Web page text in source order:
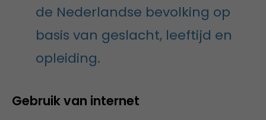
de Nederlandse bevolking op
basis van geslacht, leeftijd en
opleiding.
Gebruik van internet